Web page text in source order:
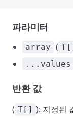
파라미터
array (
...values
반환 값
( T[] ): 지정된